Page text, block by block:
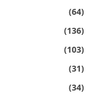
(64)
(136)
(103)
(31)
(34)